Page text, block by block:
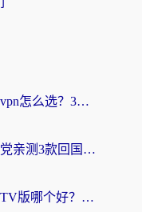
海外党必看：加速器免费vpn怎么选？3步教你无缝访问国内资源
穿梭和巨鲸哪个好？海外党亲测3款回国加速器，教你避开90%的坑
海外党必看：斧牛和快帆TV版哪个好？3分钟选对回国加速器，无缝刷B站、追热剧